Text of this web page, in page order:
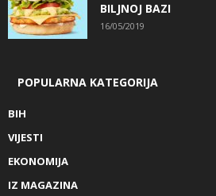
BILJNOJ BAZI
16/05/2019
POPULARNA KATEGORIJA
BIH
VIJESTI
EKONOMIJA
IZ MAGAZINA